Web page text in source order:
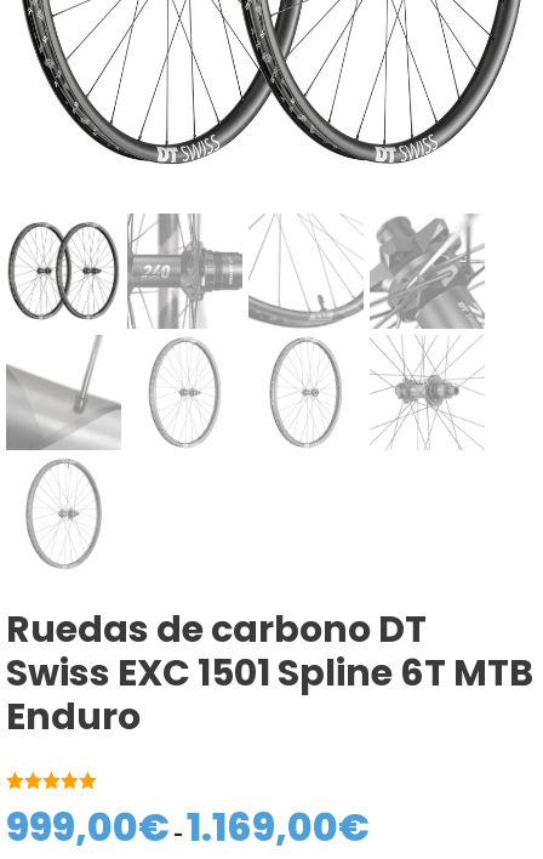
Ruedas de carbono DT
Swiss EXC 1501 Spline 6T MTB
Enduro
999,00€ - 1.169,00€